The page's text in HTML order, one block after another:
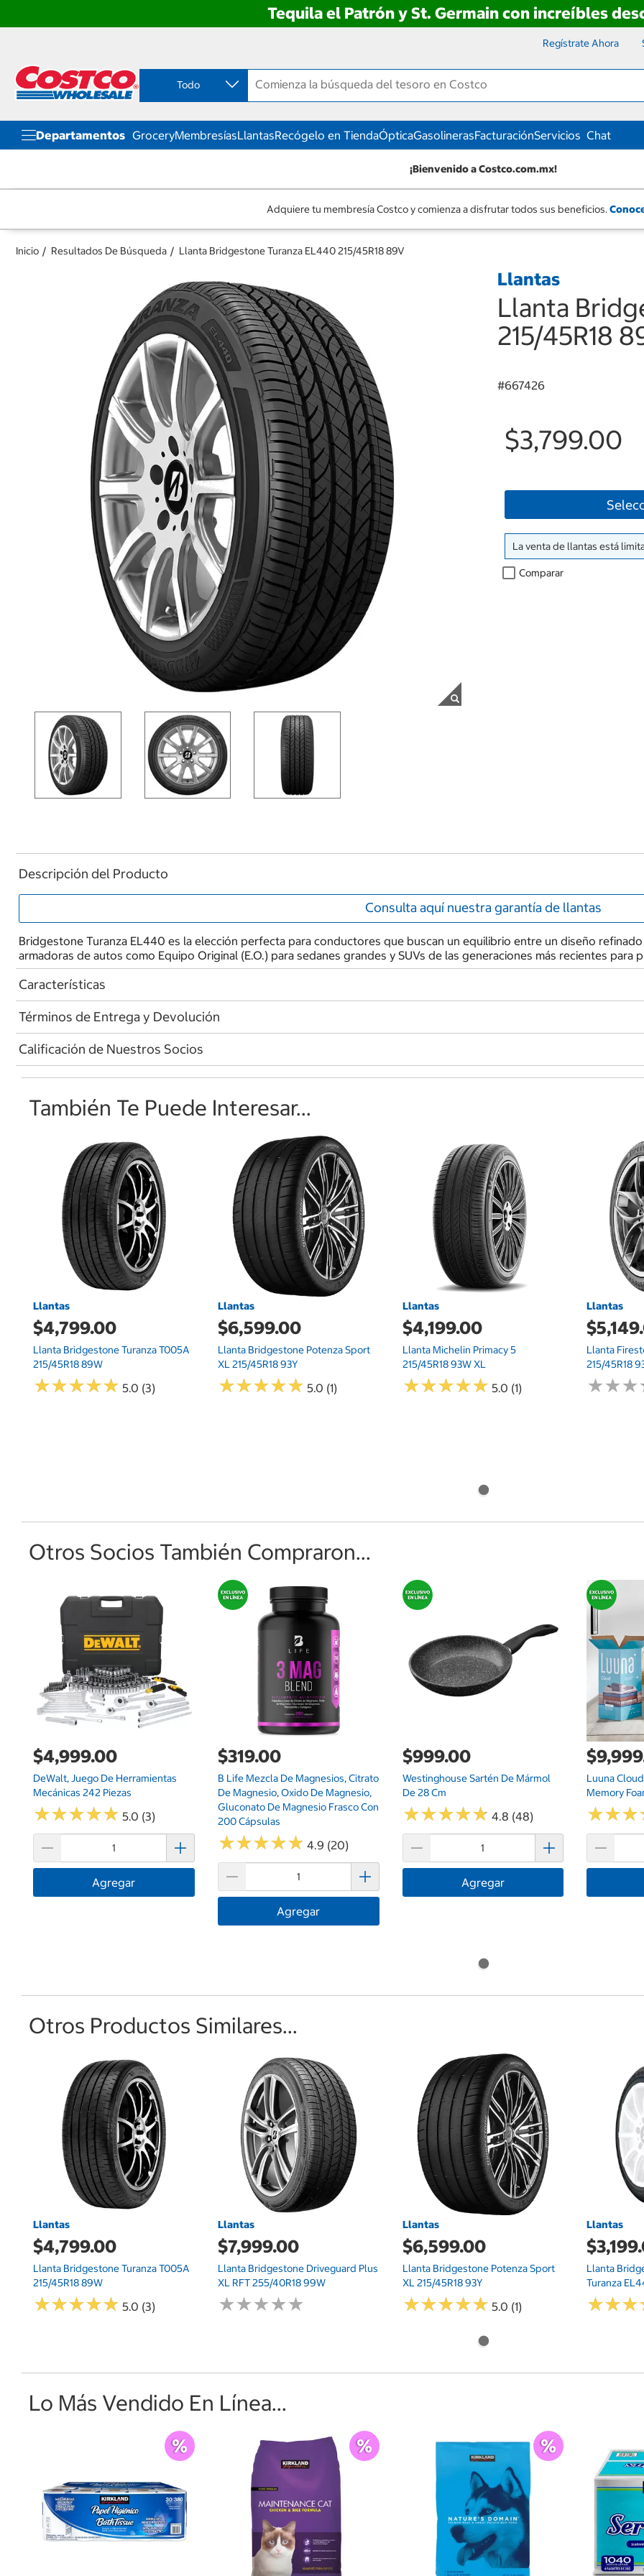
Tequila el Patrón y St. Germain con increíbles
contenido
menú
navegación
Regístrate Ahora
Todo
Departamentos GroceryMembresíasLlantasRecógelo en TiendaÓpticaGasolinerasFacturaciónServicios Chat
¡Bienvenido a Costco.com.mx!
Adquiere tu membresía Costco y comienza a disfrutar todos sus beneficios.
Inicio Resultados De Búsqueda Llanta Bridgestone Turanza EL440 215/45R18 89V
Llantas
Llanta
215/45R18
#667426
$3,799.00
La venta de llantas está
Comparar
Descripción del Producto
Consulta aquí nuestra garantía de llantas
Bridgestone Turanza EL440 es la elección perfecta para conductores que buscan un equilibrio entre un diseño
armadoras de autos como Equipo Original (E.O.) para sedanes grandes y SUVs de las generaciones más recientes
Características
Términos de Entrega y Devolución
Calificación de Nuestros Socios
También Te Puede Interesar...
Llantas
$4,799.00
Llanta Bridgestone Turanza T005A
215/45R18 89W
★★★★★
★★★★★ 5.0 (3)
Llantas
$6,599.00
Llanta Bridgestone Potenza Sport
XL 215/45R18 93Y
★★★★★
★★★★★ 5.0 (1)
Llantas
$4,199.00
Llanta Michelin Primacy 5
215/45R18 93W XL
★★★★★
★★★★★ 5.0 (1)
Llantas
Llanta
215/45R18
★★★
★★★
Otros Socios También Compraron...
$4,999.00
DeWalt, Juego De Herramientas
Mecánicas 242 Piezas
★★★★★
★★★★★ 5.0 (3)
Agregar
$319.00
B Life Mezcla De Magnesios, Citrato
De Magnesio, Oxido De Magnesio,
Gluconato De Magnesio Frasco Con
200 Cápsulas
★★★★★
★★★★★ 4.9 (20)
Agregar
$999.00
Westinghouse Sartén De Mármol
De 28 Cm
★★★★★
★★★★★ 4.8 (48)
Agregar
Luuna
Memory
★★★
★★★
Otros Productos Similares...
Llantas
$4,799.00
Llanta Bridgestone Turanza T005A
215/45R18 89W
★★★★★
★★★★★ 5.0 (3)
Llantas
$7,999.00
Llanta Bridgestone Driveguard Plus
XL RFT 255/40R18 99W
★★★★★
★★★★★
Llantas
$6,599.00
Llanta Bridgestone Potenza Sport
XL 215/45R18 93Y
★★★★★
★★★★★ 5.0 (1)
Llantas
Llanta
Turanza
★★★
★★★
Lo Más Vendido En Línea...